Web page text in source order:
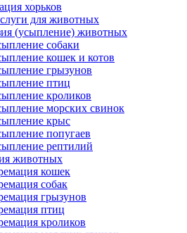
хорьков
для животных
(усыпление) животных
собаки
кошек и котов
грызунов
птиц
кроликов
морских свинок
крыс
попугаев
рептилий
животных
кошек
собак
грызунов
птиц
кроликов